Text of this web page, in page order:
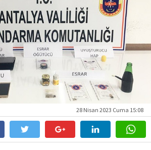
28 Nisan 2023 Cuma 15:08